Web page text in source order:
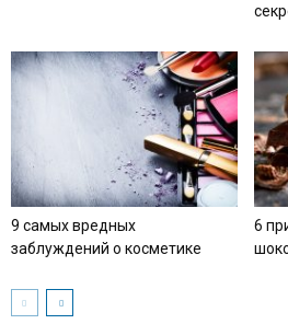
9 самых вредных
заблуждений о косметике
6